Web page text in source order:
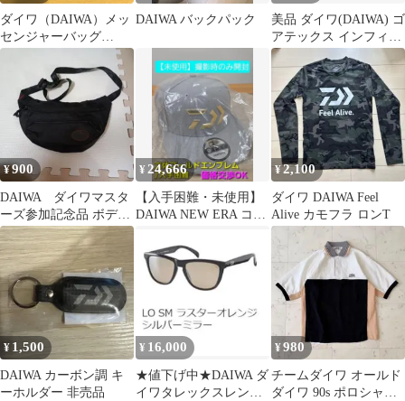
ダイワ（DAIWA）メッ
センジャーバッグ
（D）
DAIWA バックパック
美品 ダイワ(DAIWA) ゴ
アテックス インフィニ
アム™ アジャスタブル
ハット
¥900
DAIWA ダイワマスタ
ーズ参加記念品 ボディ
バッグ ウエストポーチ
ブラック
¥ 24,666
【入手困難・未使用】
DAIWA NEW ERA コラ
¥2,100
ダイワ DAIWA Feel
Alive カモフラ ロンT
¥ 1,500
DAIWA カーボン調 キ
ーホルダー 非売品
¥ 16,000
★値下げ中★DAIWA ダ
イワタレックスレンズ
¥980
チームダイワ オールド
ダイワ 90s ポロシャツ